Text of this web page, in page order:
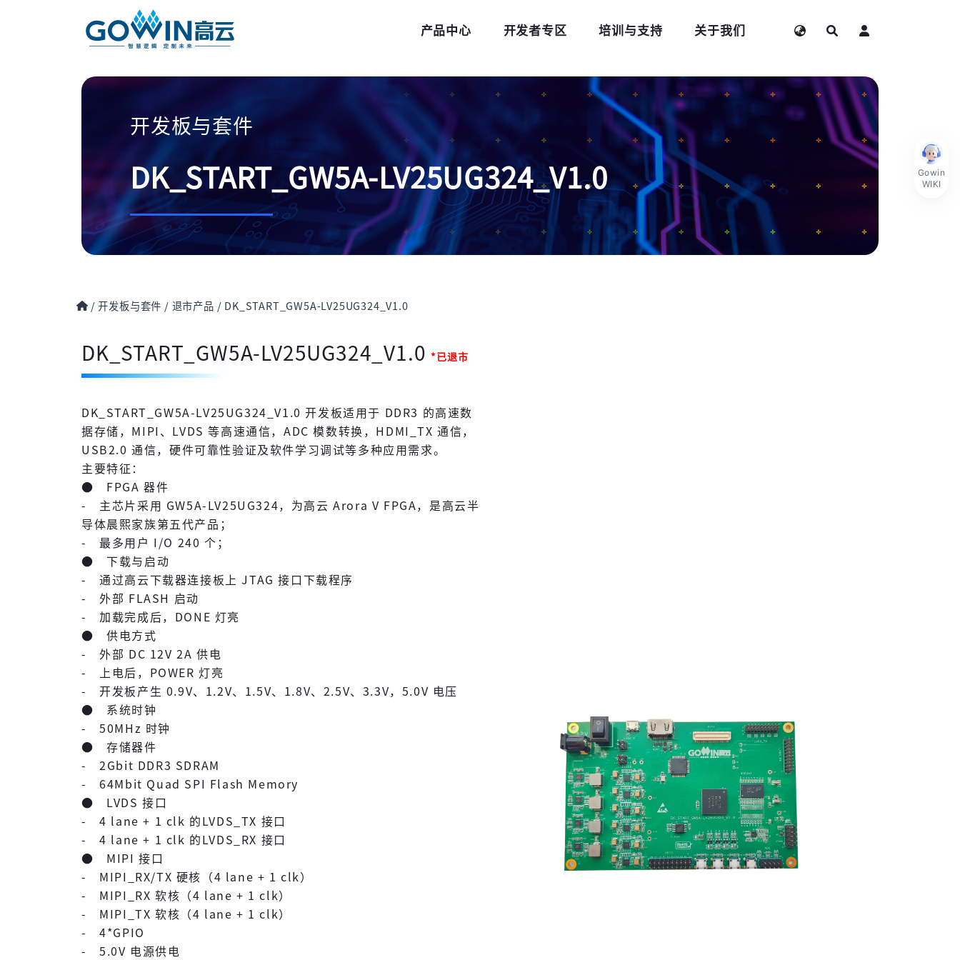
产品中心 开发者专区 培训与支持 关于我们
开发板与套件
DK_START_GW5A-LV25UG324_V1.0
/开发板与套件 / 退市产品 / DK_START_GW5A-LV25UG324_V1.0
DK_START_GW5A-LV25UG324_V1.0 *已退市
DK_START_GW5A-LV25UG324_V1.0 开发板适用于 DDR3 的高速数
据存储，MIPI、LVDS 等高速通信，ADC 模数转换，HDMI_TX 通信，
USB2.0 通信，硬件可靠性验证及软件学习调试等多种应用需求。
主要特征：
● FPGA 器件
- 主芯片采用 GW5A-LV25UG324，为高云 Arora V FPGA，是高云半
导体晨熙家族第五代产品；
- 最多用户 I/O 240 个；
● 下载与启动
- 通过高云下载器连接板上 JTAG 接口下载程序
- 外部 FLASH 启动
- 加载完成后，DONE 灯亮
● 供电方式
- 外部 DC 12V 2A 供电
- 上电后，POWER 灯亮
- 开发板产生 0.9V、1.2V、1.5V、1.8V、2.5V、3.3V，5.0V 电压
● 系统时钟
- 50MHz 时钟
● 存储器件
- 2Gbit DDR3 SDRAM
- 64Mbit Quad SPI Flash Memory
● LVDS 接口
- 4 lane + 1 clk 的LVDS_TX 接口
- 4 lane + 1 clk 的LVDS_RX 接口
● MIPI 接口
- MIPI_RX/TX 硬核（4 lane + 1 clk）
- MIPI_RX 软核（4 lane + 1 clk）
- MIPI_TX 软核（4 lane + 1 clk）
- 4*GPIO
- 5.0V 电源供电
Gowin
WIKI